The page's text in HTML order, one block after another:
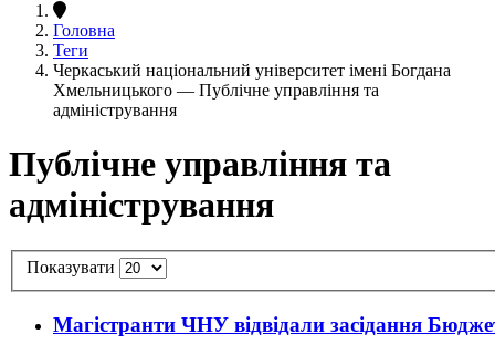
Головна
Теги
Черкаський національний університет імені Богдана
Хмельницького — Публічне управління та
адміністрування
Публічне управління та
адміністрування
Показувати
Магістранти ЧНУ відвідали засідання